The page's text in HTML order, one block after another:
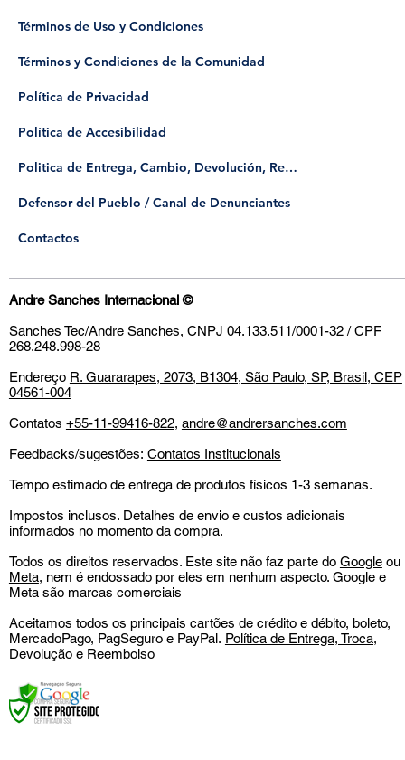
Términos de Uso y Condiciones
Términos y Condiciones de la Comunidad
Política de Privacidad
Política de Accesibilidad
Politica de Entrega, Cambio, Devolución, Reembolso
​Defensor del Pueblo / Canal de Denunciantes
Contactos
Andre Sanches Internacional©
Sanches Tec/Andre Sanches, CNPJ 04.133.511/0001-32 / CPF
268.248.998-28
Endereço R. Guararapes, 2073, B1304, São Paulo, SP, Brasil, CEP
04561-004
Contatos +55-11-99416-822, andre@andrersanches.com
Feedbacks/sugestões: Contatos Institucionais
Tempo estimado de entrega de produtos físicos 1-3 semanas.
Impostos inclusos. Detalhes de envio e custos adicionais
informados no momento da compra.
Todos os direitos reservados. Este site não faz parte do Googleou
Meta, nem é endossado por eles em nenhum aspecto. Google e
Meta são marcas comerciais
Aceitamos todos os principais cartões de crédito e débito, boleto,
MercadoPago, PagSeguro e PayPal. Política de Entrega, Troca,
Devolução e Reembolso